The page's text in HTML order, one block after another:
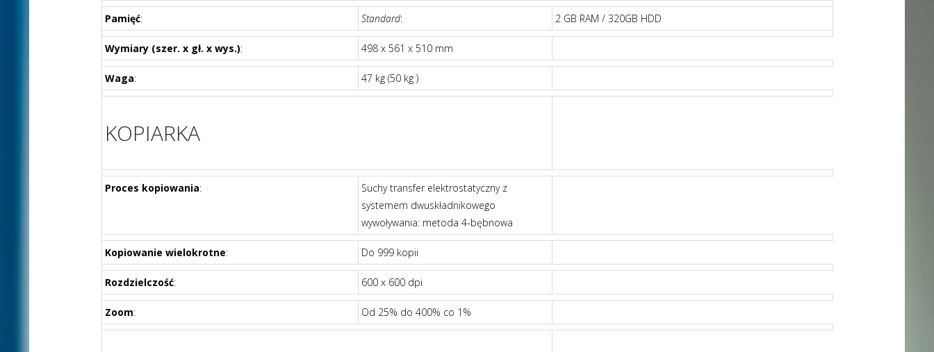
Pamięć: Standard: 2 GB RAM / 320GB HDD
Wymiary (szer. x gł. x wys.): 498 x 561 x 510 mm
Waga: 47 kg (50 kg )
KOPIARKA
Proces kopiowania:
Suchy transfer elektrostatyczny z
systemem dwuskładnikowego
wywoływania: metoda 4-bębnowa
Kopiowanie wielokrotne: Do 999 kopii
Rozdzielczość: 600 x 600 dpi
Zoom: Od 25% do 400% co 1%